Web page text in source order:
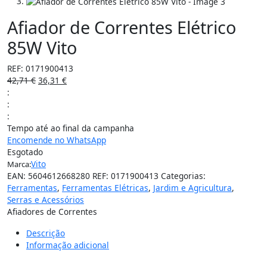
Afiador de Correntes Elétrico
85W Vito
REF: 0171900413
42,71€ 36,31 €
:
:
:
Tempo até ao final da campanha
Encomende no WhatsApp
Esgotado
Marca:Vito
EAN: 5604612668280 REF: 0171900413 Categorias:
Ferramentas, Ferramentas Elétricas, Jardim e Agricultura,
Serras e Acessórios
Afiadores de Correntes
Descrição
Informação adicional